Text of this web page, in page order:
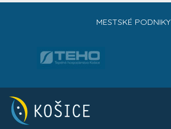
MESTSKÉ PODNIKY